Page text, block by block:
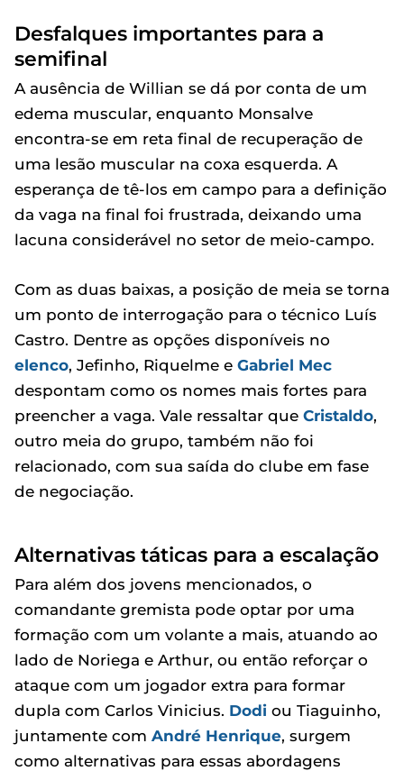
Desfalques importantes para a
semifinal
A ausência de Willian se dá por conta de um
edema muscular, enquanto Monsalve
encontra-se em reta final de recuperação de
uma lesão muscular na coxa esquerda. A
esperança de tê-los em campo para a definição
da vaga na final foi frustrada, deixando uma
lacuna considerável no setor de meio-campo.
Com as duas baixas, a posição de meia se torna
um ponto de interrogação para o técnico Luís
Castro. Dentre as opções disponíveis no
elenco, Jefinho, Riquelme e Gabriel Mec
despontam como os nomes mais fortes para
preencher a vaga. Vale ressaltar que Cristaldo,
outro meia do grupo, também não foi
relacionado, com sua saída do clube em fase
de negociação.
Alternativas táticas para a escalação
Para além dos jovens mencionados, o
comandante gremista pode optar por uma
formação com um volante a mais, atuando ao
lado de Noriega e Arthur, ou então reforçar o
ataque com um jogador extra para formar
dupla com Carlos Vinicius. Dodi ou Tiaguinho,
juntamente com André Henrique, surgem
como alternativas para essas abordagens